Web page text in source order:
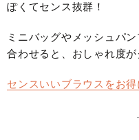
ぽくてセンス抜群！
ミニバッグやメッシュパ
合わせると、おしゃれ度
センスいいブラウスをお得